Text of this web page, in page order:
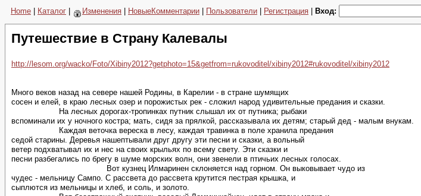
Home Каталог Изменения НовыеКомментарии Пользователи Регистрация Вход:
Путешествие в Страну Калевалы
http://lesom.org/wacko/Foto/Xibiny2012?getphoto=15&getfrom=rukovoditel/xibiny2012#rukovoditel/xibiny2012
Много веков назад на севере нашей Родины, в Карелии - в стране шумящих
сосен и елей, в краю лесных озер и порожистых рек - сложил народ удивительные предания и сказки.
На лесных дорогах-тропинках путник слышал их от путника; рыбаки
вспоминали их у ночного костра; мать, сидя за прялкой, рассказывала их детям; старый дед - малым внукам.
Каждая веточка вереска в лесу, каждая травинка в поле хранила предания
седой старины. Деревья нашептывали друг другу эти песни и сказки, а вольный
ветер подхватывал их и нес на своих крыльях по всему свету. Эти сказки и
песни разбегались по брегу в шуме морских волн, они звенели в птичьих лесных голосах.
Вот кузнец Илмаринен склоняется над горном. Он выковывает чудо из
чудес - мельницу Сампо. С рассвета до рассвета крутится пестрая крышка, и
сыплются из мельницы и хлеб, и соль, и золото.